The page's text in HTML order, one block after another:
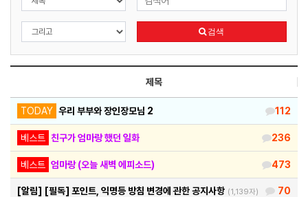
검색
제목
TODAY 우리 부부와 장인장모님 2 112
베스트 친구가 엄마랑 했던 일화 236
베스트 엄마랑 (오늘 새벽 에피소드) 473
70
[알림] [필독] 포인트, 익명등 방침 변경에 관한 공지사항 (1,139자)